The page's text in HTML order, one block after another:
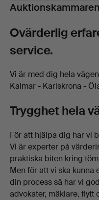
Beskrivning
Ovärderlig
service.
Vi är med dig hela
Kalmar - Karlskrona -
Trygghet hela
För att hjälpa dig har vi
Vi är experter på
praktiska biten kring
Men för att vi ska
din process så har vi
advokater, mäklare, flytt